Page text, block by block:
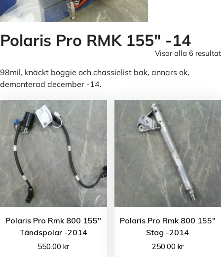
Polaris Pro RMK 155" -14
Visar alla 6 resultat
98mil, knäckt boggie och chassielist bak, annars ok,
demonterad december -14.
Polaris Pro Rmk 800 155″
Tändspolar -2014
550.00kr
Polaris Pro Rmk 800 155″
Stag -2014
250.00 kr